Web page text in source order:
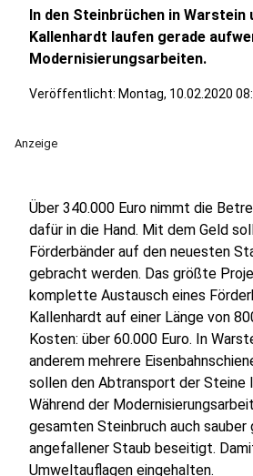
In den Steinbrüchen in Warstein
Kallenhardt laufen gerade
Modernisierungsarbeiten.
Veröffentlicht: Montag, 10.02.2020
Anzeige
Über 340.000 Euro nimmt die
dafür in die Hand. Mit dem Geld
Förderbänder auf den neuesten
gebracht werden. Das größte
komplette Austausch eines
Kallenhardt auf einer Länge von
Kosten: über 60.000 Euro. In
anderem mehrere
sollen den Abtransport der Steine
Während der
gesamten Steinbruch auch sauber
angefallener Staub beseitigt.
Umweltauflagen eingehalten.